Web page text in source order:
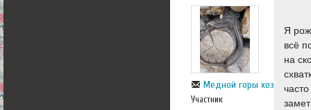
Медной горы хозяйка
Участник
Я
всё
на